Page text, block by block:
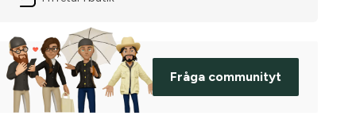
Fråga communityt